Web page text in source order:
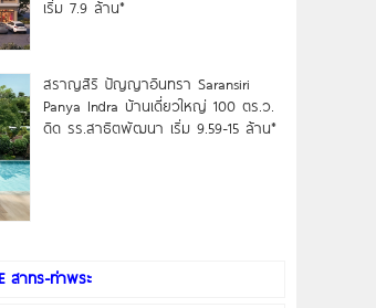
เริ่ม 7.9 ล้าน*
สราญสิริ ปัญญาอินทรา Saransiri
Panya Indra บ้านเดี่ยวใหญ่ 100 ตร.ว.
ดิด รร.สาธิตพัฒนา เริ่ม 9.59-15 ล้าน*
สาทร-ท่าพระ